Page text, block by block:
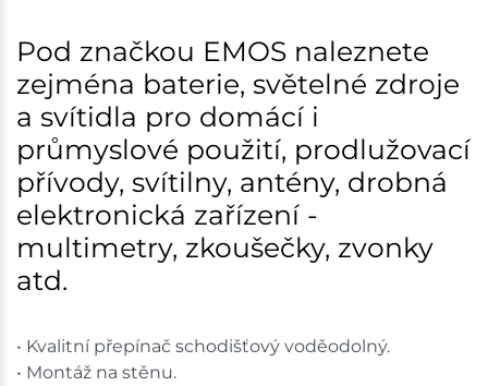
Skladem na prodejně - doručení do 7 dnů
Skladové množství na prodejnách je pouze orientační.
Ceny na prodejnách se mohou lišit od cen na e-
shopu.
Pod značkou EMOS naleznete
zejména baterie, světelné zdroje
a svítidla pro domácí i
průmyslové použití, prodlužovací
přívody, svítilny, antény, drobná
elektronická zařízení -
multimetry, zkoušečky, zvonky
atd.
• Kvalitní přepínač schodišťový voděodolný.
• Montáž na stěnu.